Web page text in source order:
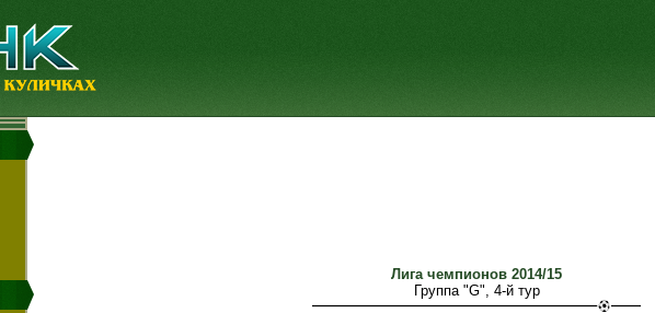
Лига чемпионов 2014/15
Группа "G", 4-й тур